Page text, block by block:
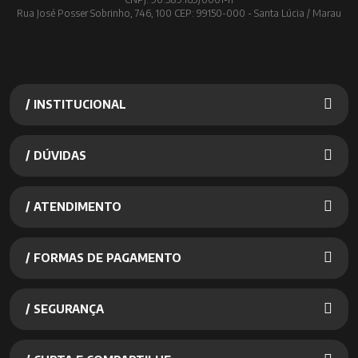
Rua José Posser Sobrinho, 746, 100 CEP: 99150-000 - Santa Lúcia / Marau
/ INSTITUCIONAL
/ DÚVIDAS
/ ATENDIMENTO
/ FORMAS DE PAGAMENTO
/ SEGURANÇA